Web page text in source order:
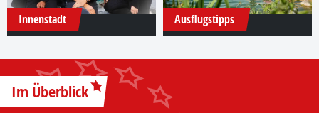
Innenstadt Ausflugstipps
Im Überblick